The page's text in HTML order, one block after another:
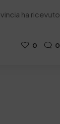
ha ricevuto
0 0